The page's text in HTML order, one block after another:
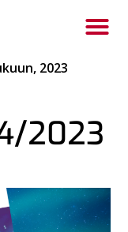
2023
2023